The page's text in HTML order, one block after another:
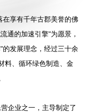
享有千年古郡美誉的佛
通的加速引擎"为愿景，
发展理念，经过三十余
料、循环绿色制造、金
企业之一，主导制定了